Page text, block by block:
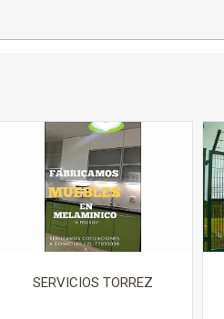
SERVICIOS TORREZ